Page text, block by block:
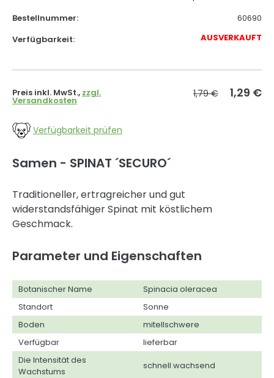
Bestellnummer:
60690
Verfügbarkeit:
AUSVERKAUFT
Preis inkl. MwSt., zzgl.
Versandkosten
1,79 € 1,29 €
Verfügbarkeit prüfen
Samen - SPINAT ´SECURO´
Traditioneller, ertragreicher und gut
widerstandsfähiger Spinat mit köstlichem
Geschmack.
Parameter und Eigenschaften
Botanischer Name
Spinacia oleracea
Standort
Sonne
Boden
mitellschwere
Verfügbar
lieferbar
Die Intensität des
Wachstums
schnell wachsend